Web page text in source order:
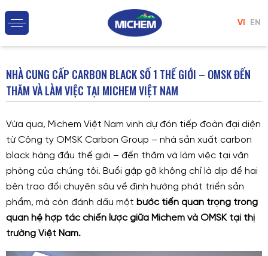
VI EN
NHÀ CUNG CẤP CARBON BLACK SỐ 1 THẾ GIỚI – OMSK ĐẾN
THĂM VÀ LÀM VIỆC TẠI MICHEM VIỆT NAM
Vừa qua, Michem Việt Nam vinh dự đón tiếp đoàn đại diện
từ Công ty OMSK Carbon Group – nhà sản xuất carbon
black hàng đầu thế giới – đến thăm và làm việc tại văn
phòng của chúng tôi. Buổi gặp gỡ không chỉ là dịp để hai
bên trao đổi chuyên sâu về định hướng phát triển sản
phẩm, mà còn đánh dấu một bước tiến quan trọng trong
quan hệ hợp tác chiến lược giữa Michem và OMSK tại thị
trường Việt Nam.